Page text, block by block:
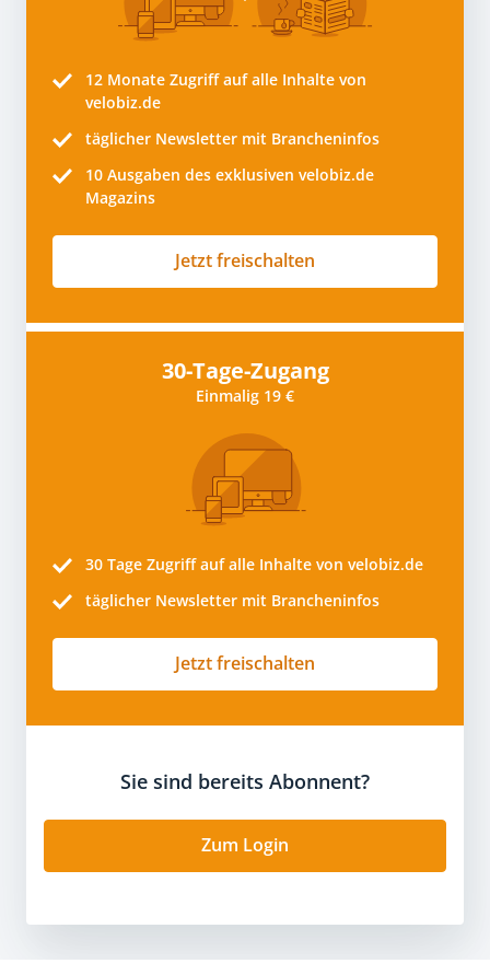
12 Monate Zugriff auf alle Inhalte von
velobiz.de
täglicher Newsletter mit Brancheninfos
10 Ausgaben des exklusiven velobiz.de
Magazins
Jetzt freischalten
30-Tage-Zugang
Einmalig 19 €
30 Tage Zugriff auf alle Inhalte von velobiz.de
täglicher Newsletter mit Brancheninfos
Jetzt freischalten
Sie sind bereits Abonnent?
Zum Login